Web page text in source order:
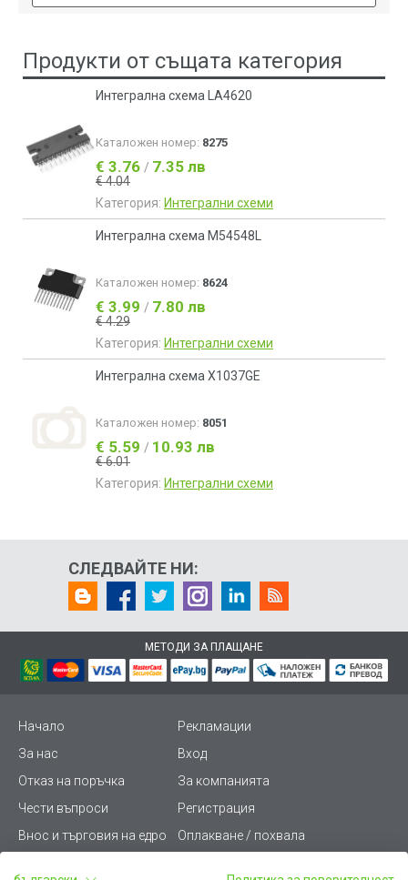
Продукти от същата категория
Интегрална схема LA4620
Каталожен номер: 8275
€ 3.76 / 7.35 лв
€ 4.04
Категория: Интегрални схеми
Интегрална схема M54548L
Каталожен номер: 8624
€ 3.99 / 7.80 лв
€ 4.29
Категория: Интегрални схеми
Интегрална схема X1037GE
Каталожен номер: 8051
€ 5.59 / 10.93 лв
€ 6.01
Категория: Интегрални схеми
СЛЕДВАЙТЕ НИ:
МЕТОДИ ЗА ПЛАЩАНЕ
Начало
Рекламации
За нас
Вход
Отказ на поръчка
За компанията
Чести въпроси
Регистрация
Внос и търговия на едро
Оплакване / похвала